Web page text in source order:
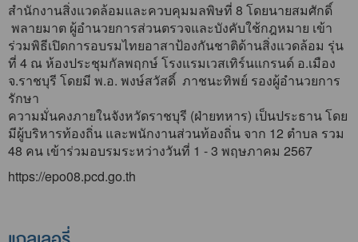
สำนักงานสิ่งแวดล้อมและควบคุมมลพิษที่ 8 โดยนายสมศักดิ์
พลายมาต ผู้อำนวยการส่วนตรวจและบังคับใช้กฎหมาย เข้า
ร่วมพิธีเปิดการอบรมไทยอาสาป้องกันชาติด้านสิ่งแวดล้อม รุ่น
ที่ 4 ณ ห้องประชุมกัลพฤกษ์ โรงแรมเวสเทิร์นแกรนด์ อ.เมือง
จ.ราชบุรี โดยมี พ.อ. พงษ์สวัสดิ์ ภาชนะทิพย์ รองผู้อำนวยการ
รักษา
ความมั่นคงภายในจังหวัดราชบุรี (ฝ่ายทหาร) เป็นประธาน โดย
มีผู้บริหารท้องถิ่น และพนักงานส่วนท้องถิ่น จาก 12 ตำบล รวม
48 คน เข้าร่วมอบรมระหว่างวันที่ 1 - 3 พฤษภาคม 2567
https://epo08.pcd.go.th